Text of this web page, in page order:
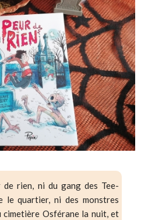
de rien, ni du gang des Tee-
quartier, ni des monstres
cimetière Osférane la nuit, et